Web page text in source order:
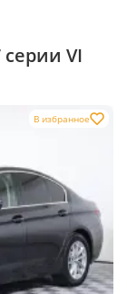
VI
В избранное